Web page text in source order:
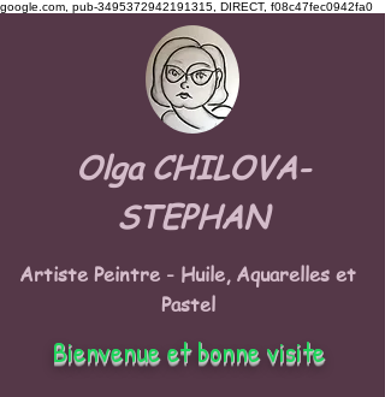
google.com, pub-3495372942191315, DIRECT, f08c47fec0942fa0
Olga CHILOVA-
STEPHAN
Artiste Peintre - Huile, Aquarelles et
Pastel
Bienvenue et bonne visite